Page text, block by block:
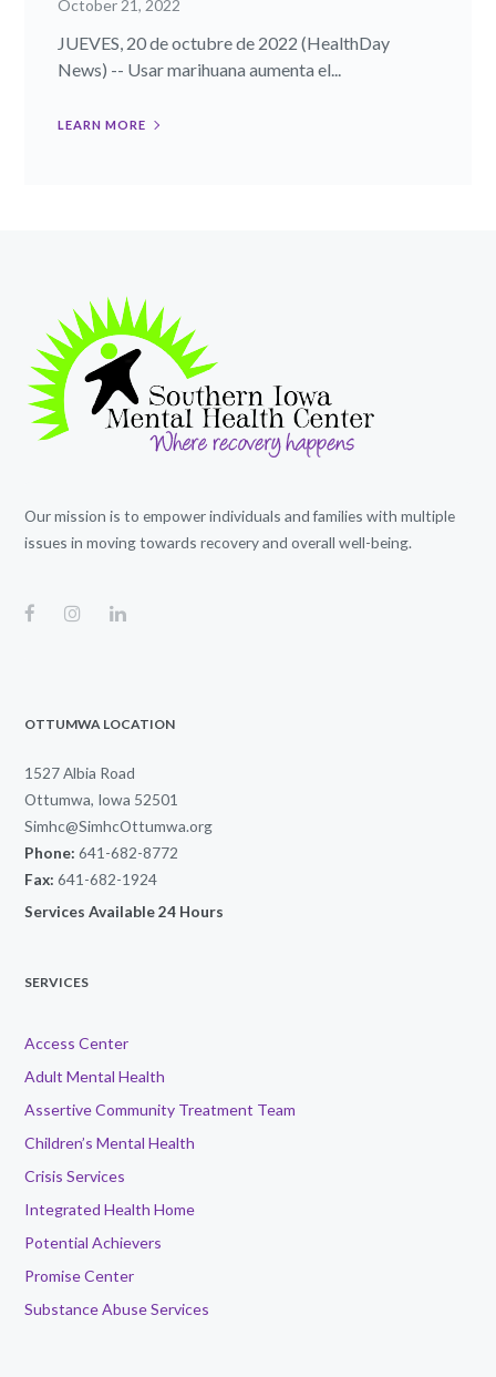
October 21, 2022
JUEVES, 20 de octubre de 2022 (HealthDay
News) -- Usar marihuana aumenta el...
LEARN MORE
Our mission is to empower individuals and families with multiple
issues in moving towards recovery and overall well-being.
OTTUMWA LOCATION
1527 Albia Road
Ottumwa, Iowa 52501
Simhc@SimhcOttumwa.org
Phone: 641-682-8772
Fax: 641-682-1924
Services Available 24 Hours
SERVICES
Access Center
Adult Mental Health
Assertive Community Treatment Team
Children’s Mental Health
Crisis Services
Integrated Health Home
Potential Achievers
Promise Center
Substance Abuse Services